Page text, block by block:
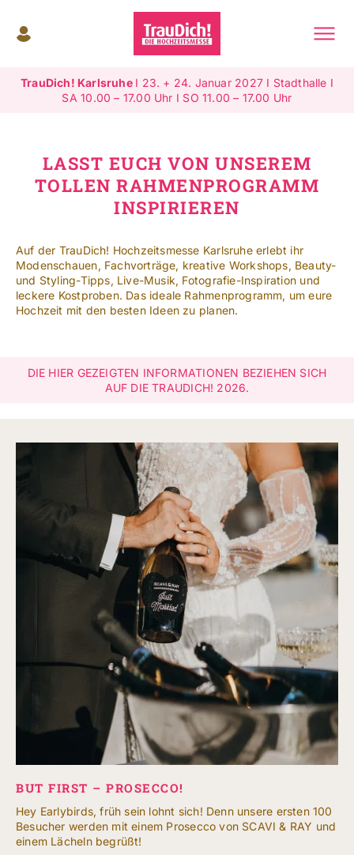
springen
Toggle
Überblick
Highlights
Jetzt ausstellen
Mehr Infos
TrauDich! Karlsruhe I 23. + 24. Januar 2027 I Stadthalle I
SA 10.00 – 17.00 Uhr I SO 11.00 – 17.00 Uhr
LASST EUCH VON UNSEREM
TOLLEN RAHMENPROGRAMM
INSPIRIEREN
Auf der TrauDich! Hochzeitsmesse Karlsruhe erlebt ihr
Modenschauen, Fachvorträge, kreative Workshops, Beauty-
und Styling-Tipps, Live-Musik, Fotografie-Inspiration und
leckere Kostproben. Das ideale Rahmenprogramm, um eure
Hochzeit mit den besten Ideen zu planen.
DIE HIER GEZEIGTEN INFORMATIONEN BEZIEHEN SICH
AUF DIE TRAUDICH! 2026.
BUT FIRST – PROSECCO!
Hey Earlybirds, früh sein lohnt sich! Denn unsere ersten 100
Besucher werden mit einem Prosecco von SCAVI & RAY und
einem Lächeln begrüßt!